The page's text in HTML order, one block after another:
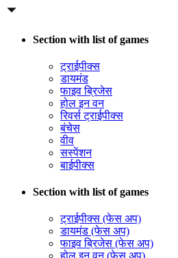
Section with list of games
ट्राईपीक्स
डायमंड
फाइव ब्रिजेस
होल इन वन
रिवर्स ट्राईपीक्स
बंचेस
वीव
सस्पेंशन
बाईपीक्स
Section with list of games
ट्राईपीक्स (फेस अप)
डायमंड (फेस अप)
फाइव ब्रिजेस (फेस अप)